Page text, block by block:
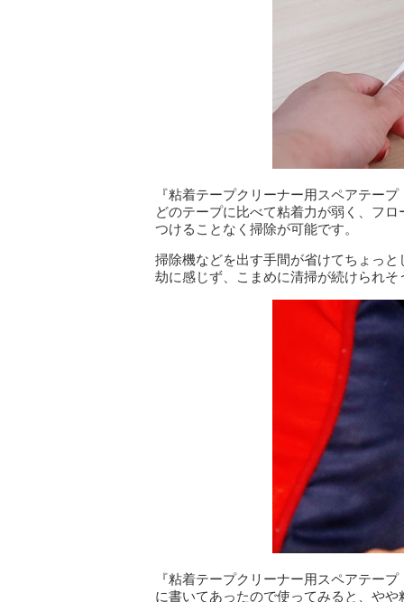
『粘着テープクリーナー用スペアテー
どのテープに比べて粘着力が弱く、フ
つけることなく掃除が可能です。
掃除機などを出す手間が省けてちょっ
劫に感じず、こまめに清掃が続けられそ
『粘着テープクリーナー用スペアテー
に書いてあったので使ってみると、やや